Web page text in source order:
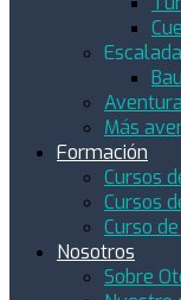
Escalada
Más
Formación
Cursos
Cursos
Curso
Nosotros
Sobre